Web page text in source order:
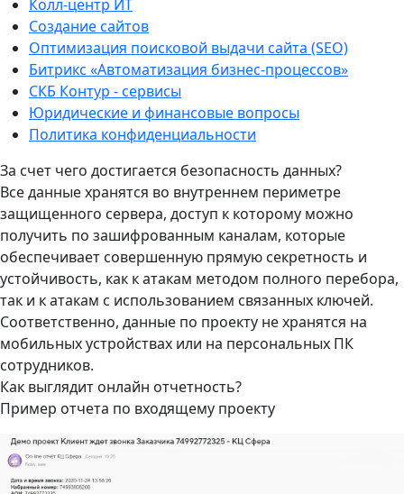
Колл-центр ИТ
Создание сайтов
Оптимизация поисковой выдачи сайта (SEO)
Битрикс «Автоматизация бизнес-процессов»
СКБ Контур - сервисы
Юридические и финансовые вопросы
Политика конфиденциальности
За счет чего достигается безопасность данных?
Все данные хранятся во внутреннем периметре
защищенного сервера, доступ к которому можно
получить по зашифрованным каналам, которые
обеспечивает совершенную прямую секретность и
устойчивость, как к атакам методом полного перебора,
так и к атакам с использованием связанных ключей.
Соответственно, данные по проекту не хранятся на
мобильных устройствах или на персональных ПК
сотрудников.
Как выглядит онлайн отчетность?
Пример отчета по входящему проекту